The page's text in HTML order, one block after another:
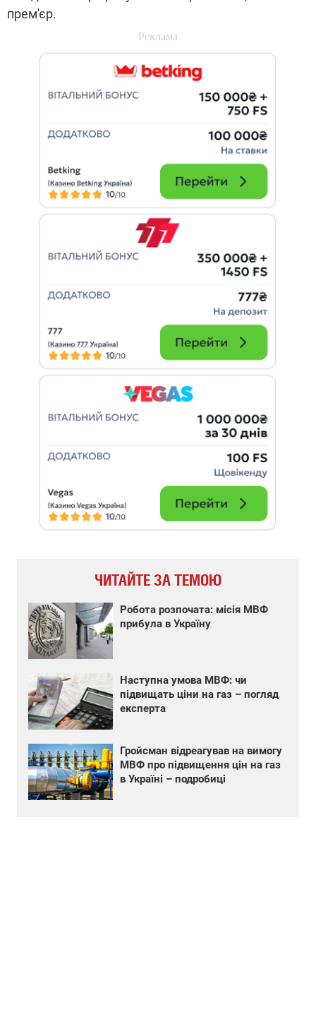
прем'єр.
ЧИТАЙТЕ ЗА ТЕМОЮ
Робота розпочата: місія МВФ
прибула в Україну
Наступна умова МВФ: чи
підвищать ціни на газ – погляд
експерта
Гройсман відреагував на вимогу
МВФ про підвищення цін на газ
в Україні – подробиці